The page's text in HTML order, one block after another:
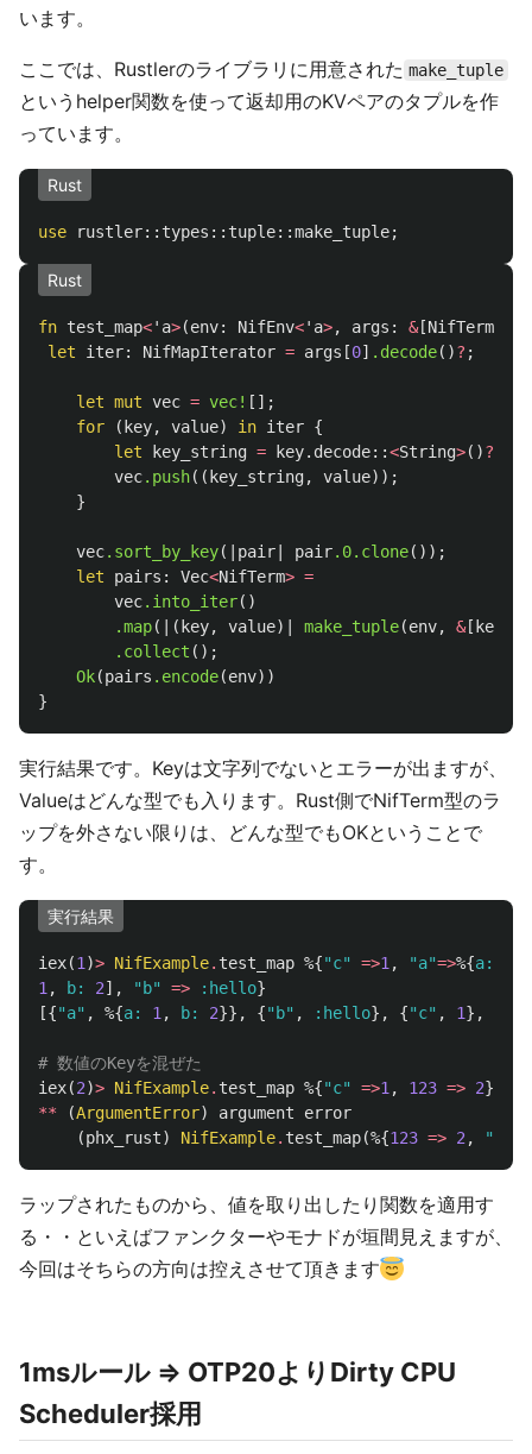
います。
ここでは、Rustlerのライブラリに用意された make_tuple
というhelper関数を使って返却用のKVペアのタプルを作
っています。
Rust
use rustler:: types :: tuple::make_tuple;
Rust
fn test_map<'a>(env: NifEnv<'a>, args : &[NifTerm
let
iter: NifMapIterator = args [0] .decode()? ;
let mut vec = vec! [];
for
( key, value) in iter {
let
key_string = key.decode::<String>()?
vec.push(( key_string, value));
}
vec.sort_by_key(| pair pair.0.clone());
let
pairs : Vec<NifTerm> =
vec.into_iter()
.map(|( key, value)| make_tuple(env, &[ key
.collect ();
Ok(pairs .encode(env))
}
実行結果です。Keyは文字列でないとエラーが出ますが、
Valueはどんな型でも入ります。Rust側でNifTerm型のラ
ップを外さない限りは、どんな型でもOKということで
す。
実行結果
iex(1 )> NifExample. test_map %{"c" =>1 , "a"=>%{a:
1 , b: 2], "b" => :hello}
[{"a" , %{a: 1 , b: 2}}, {"b" , :hello}, {"c" , 1},
# 数値のKeyを混ぜた
iex(2)> NifExample. test_map %{"c" =>1 , 123 => 2}
**
(ArgumentError) argument
error
(phx_rust) NifExample. test_map(%{123 => 2 , "c"
ラップされたものから、値を取り出したり関数を適用す
る・・といえばファンクターやモナドが垣間見えますが、
今回はそちらの方向は控えさせて頂きます
1msルール ⇒ OTP20よりDirty CPU
Scheduler採用